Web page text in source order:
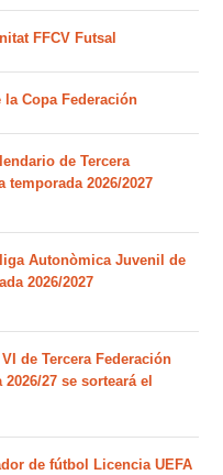
FFCV Futsal
Copa Federación
de Tercera
temporada 2026/2027
Autonòmica Juvenil de
2026/2027
de Tercera Federación
27 se sorteará el
de fútbol Licencia UEFA